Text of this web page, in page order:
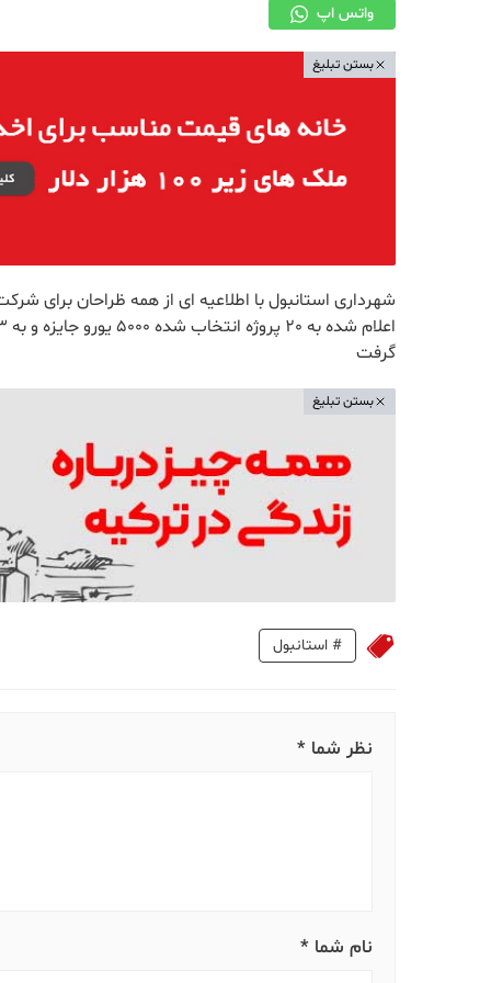
واتس اپ
بستن تبلیغ
شهرداری استانبول با اطلاعیه ای از همه ظراحان برای
گرفت
بستن تبلیغ
# استانبول
نظر شما *
نام شما *